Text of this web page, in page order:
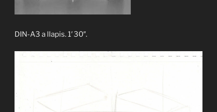
DIN-A3 a llapis. 1′ 30″.